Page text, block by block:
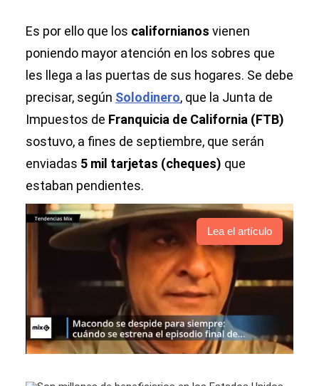
Es por ello que los californianos vienen
poniendo mayor atención en los sobres que
les llega a las puertas de sus hogares. Se debe
precisar, según Solodinero, que la Junta de
Impuestos de Franquicia de California (FTB)
sostuvo, a fines de septiembre, que serán
enviadas 5 mil tarjetas (cheques) que
estaban pendientes.
Lea el artículo